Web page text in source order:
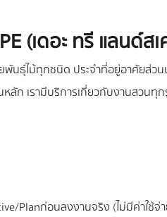
(เดอะ ทรี แลนด์ส
นธุ์ไม้ทุกชนิด ประจำที่อยู่อาศัยส่ว
ลัก เรามีบริการเกี่ยวกับงานสวน
Planก่อนลงงานจริง (ไม่มีค่าใช้จ่